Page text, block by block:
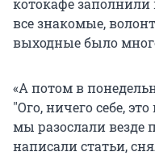
котокафе
все знакомые,
выходные было
«А потом в
"Ого, ничего себе,
мы разослали везде
написали статьи,